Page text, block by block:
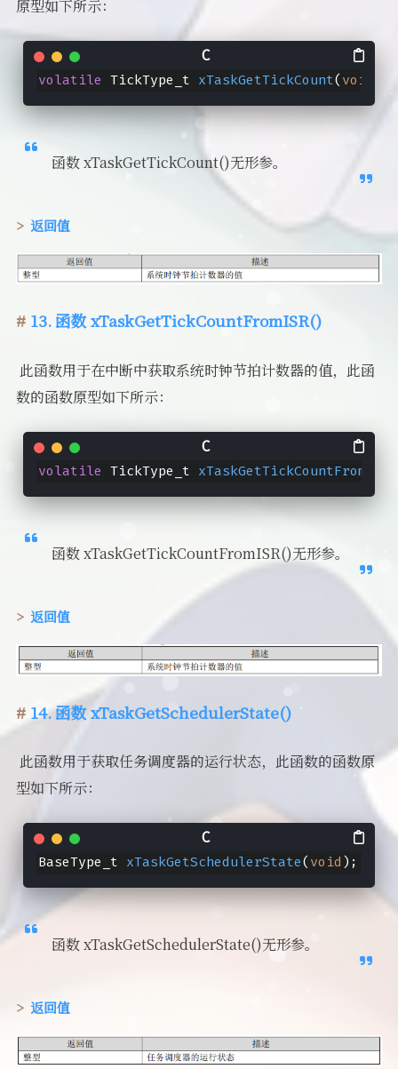
原型如下所示：
volatile TickType_t xTaskGetTickCount( void
函数 xTaskGetTickCount()无形参。
返回值
13. 函数 xTaskGetTickCountFromISR()
​ 此函数用于在中断中获取系统时钟节拍计数器的值，此函
数的函数原型如下所示：
volatile TickType_t xTaskGetTickCountFromISR
函数 xTaskGetTickCountFromISR()无形参。
返回值
14. 函数 xTaskGetSchedulerState()
​ 此函数用于获取任务调度器的运行状态，此函数的函数原
型如下所示：
BaseType_t xTaskGetSchedulerState( void ) ;
函数 xTaskGetSchedulerState()无形参。
返回值